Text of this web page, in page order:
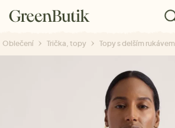
Oblečení Trička, topy Topy s delším rukávem